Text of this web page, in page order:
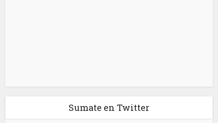
Sumate en Twitter